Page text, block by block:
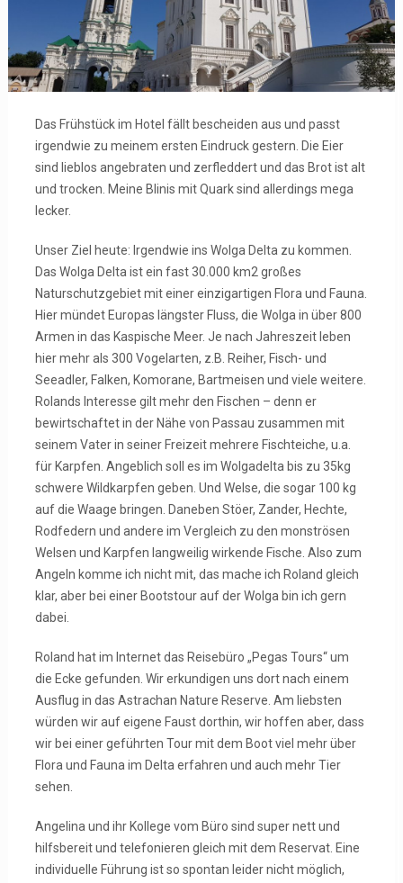
Das Frühstück im Hotel fällt bescheiden aus und passt
irgendwie zu meinem ersten Eindruck gestern. Die Eier
sind lieblos angebraten und zerfleddert und das Brot ist alt
und trocken. Meine Blinis mit Quark sind allerdings mega
lecker.
Unser Ziel heute: Irgendwie ins Wolga Delta zu kommen.
Das Wolga Delta ist ein fast 30.000 km2 großes
Naturschutzgebiet mit einer einzigartigen Flora und Fauna.
Hier mündet Europas längster Fluss, die Wolga in über 800
Armen in das Kaspische Meer. Je nach Jahreszeit leben
hier mehr als 300 Vogelarten, z.B. Reiher, Fisch- und
Seeadler, Falken, Komorane, Bartmeisen und viele weitere.
Rolands Interesse gilt mehr den Fischen – denn er
bewirtschaftet in der Nähe von Passau zusammen mit
seinem Vater in seiner Freizeit mehrere Fischteiche, u.a.
für Karpfen. Angeblich soll es im Wolgadelta bis zu 35kg
schwere Wildkarpfen geben. Und Welse, die sogar 100 kg
auf die Waage bringen. Daneben Stöer, Zander, Hechte,
Rodfedern und andere im Vergleich zu den monströsen
Welsen und Karpfen langweilig wirkende Fische. Also zum
Angeln komme ich nicht mit, das mache ich Roland gleich
klar, aber bei einer Bootstour auf der Wolga bin ich gern
dabei.
Roland hat im Internet das Reisebüro „Pegas Tours“ um
die Ecke gefunden. Wir erkundigen uns dort nach einem
Ausflug in das Astrachan Nature Reserve. Am liebsten
würden wir auf eigene Faust dorthin, wir hoffen aber, dass
wir bei einer geführten Tour mit dem Boot viel mehr über
Flora und Fauna im Delta erfahren und auch mehr Tier
sehen.
Angelina und ihr Kollege vom Büro sind super nett und
hilfsbereit und telefonieren gleich mit dem Reservat. Eine
individuelle Führung ist so spontan leider nicht möglich,